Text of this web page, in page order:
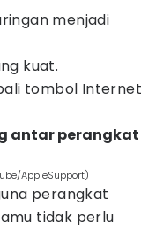
menjadi
kuat.
tombol Internet
antar perangkat
AppleSupport)
perangkat
tidak perlu